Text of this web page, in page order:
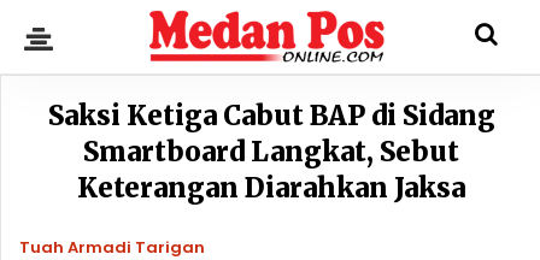
Saksi Ketiga Cabut BAP di Sidang
Smartboard Langkat, Sebut
Keterangan Diarahkan Jaksa
Tuah Armadi Tarigan